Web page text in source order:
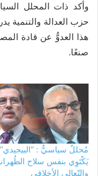
وأكد ذات المحلل
حزب العدالة والتنمية
هذا العدوُّ عن قادة
صنعًا.
مُحللٌ سياسيٌّ : “البيجيدي”
يَكْتَوِي بنفس سلاح
والتّعالي الأخلاقي